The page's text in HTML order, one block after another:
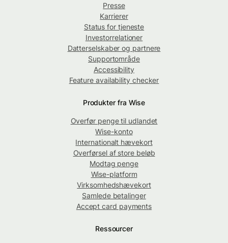
Presse
Karrierer
Status for tjeneste
Investorrelationer
Datterselskaber og partnere
Supportområde
Accessibility
Feature availability checker
Produkter fra Wise
Overfør penge til udlandet
Wise-konto
Internationalt hævekort
Overførsel af store beløb
Modtag penge
Wise-platform
Virksomhedshævekort
Samlede betalinger
Accept card payments
Ressourcer